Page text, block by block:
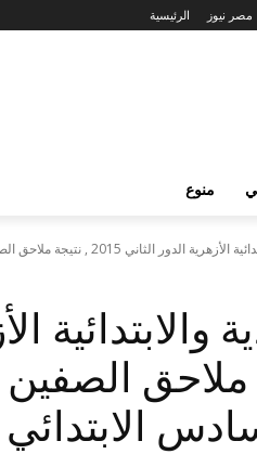
الرئيسية مصر نيوز
منوع
الثاني 2015 , نتيجة ملاحق الصفين الثالث...
والابتدائية
ملاحق